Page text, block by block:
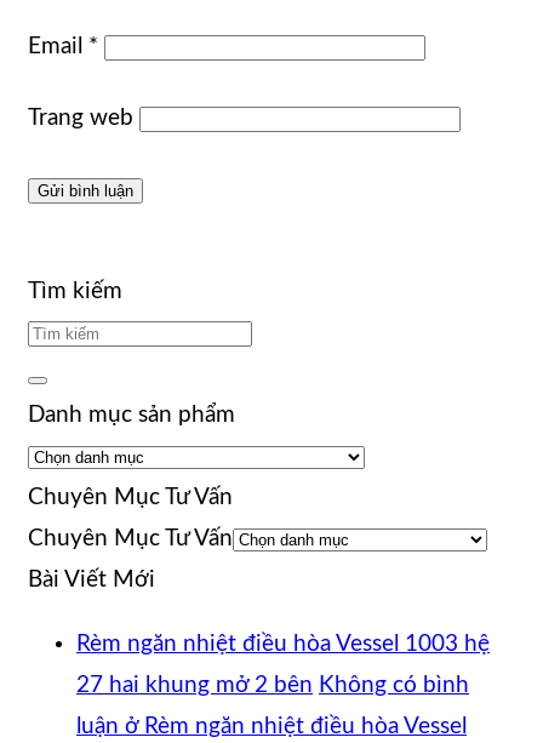
Email *
Trang web
Tìm kiếm
Danh mục sản phẩm
Chuyên Mục Tư Vấn
Chuyên Mục Tư Vấn
Bài Viết Mới
Rèm ngăn nhiệt điều hòa Vessel 1003 hệ
27 hai khung mở 2 bên Không có bình
luận ở Rèm ngăn nhiệt điều hòa Vessel